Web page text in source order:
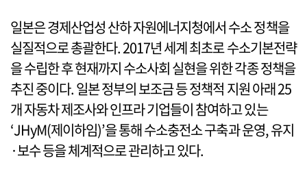
일본은 경제산업성 산하 자원에너지청에서 수소 정책을
실질적으로 총괄한다. 2017년 세계 최초로 수소기본전략
을 수립한 후 현재까지 수소사회 실현을 위한 각종 정책을
추진 중이다. 일본 정부의 보조금 등 정책적 지원 아래 25
개 자동차 제조사와 인프라 기업들이 참여하고 있는
‘JHyM(제이하임)’을 통해 수소충전소 구축과 운영, 유지
·보수 등을 체계적으로 관리하고 있다.